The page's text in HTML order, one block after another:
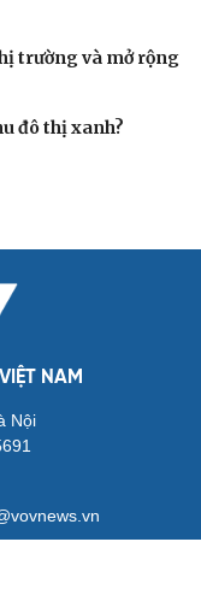
trường và mở rộng
đô thị xanh?
NAM
Nội